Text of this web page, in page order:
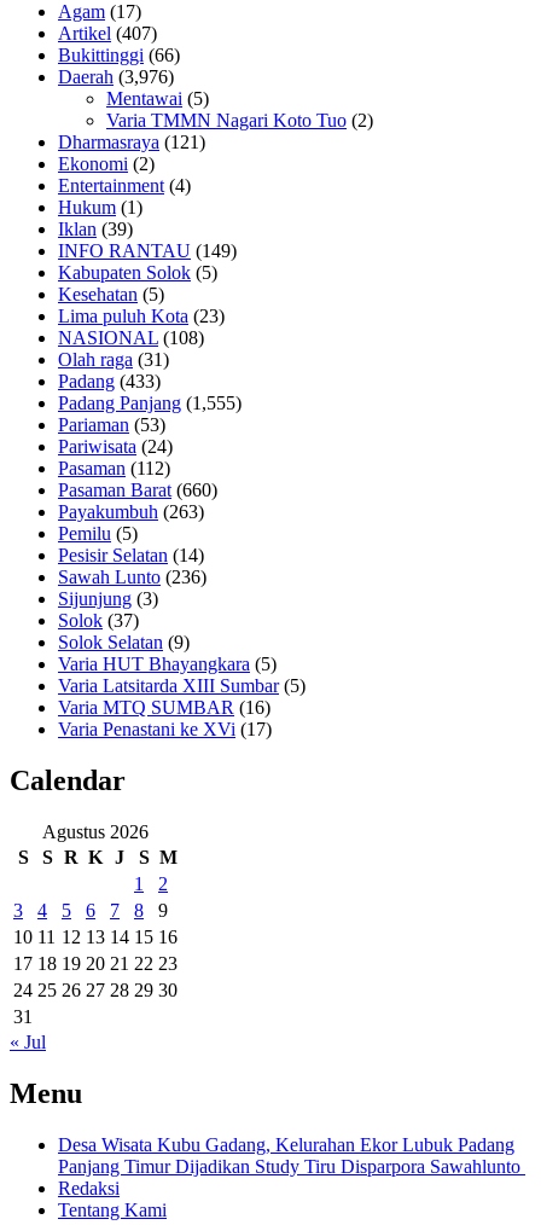
Agam (17)
Artikel (407)
Bukittinggi (66)
Daerah (3,976)
Mentawai (5)
Varia TMMN Nagari Koto Tuo (2)
Dharmasraya (121)
Ekonomi (2)
Entertainment (4)
Hukum (1)
Iklan (39)
INFO RANTAU (149)
Kabupaten Solok (5)
Kesehatan (5)
Lima puluh Kota (23)
NASIONAL (108)
Olah raga (31)
Padang (433)
Padang Panjang (1,555)
Pariaman (53)
Pariwisata (24)
Pasaman (112)
Pasaman Barat (660)
Payakumbuh (263)
Pemilu (5)
Pesisir Selatan (14)
Sawah Lunto (236)
Sijunjung (3)
Solok (37)
Solok Selatan (9)
Varia HUT Bhayangkara (5)
Varia Latsitarda XIII Sumbar(5)
Varia MTQ SUMBAR (16)
Varia Penastani ke XVi (17)
Calendar
Agustus 2026
S
S R K J S M
1
2
3
4 5 6 7 8
9
10 11 12 13 14 15 16
17 18 19 20 21 22 23
24 25 26 27 28 29 30
31
« Jul
Menu
Desa Wisata Kubu Gadang, Kelurahan Ekor Lubuk Padang
Panjang Timur Dijadikan Study Tiru Disparpora Sawahlunto
Redaksi
Tentang Kami